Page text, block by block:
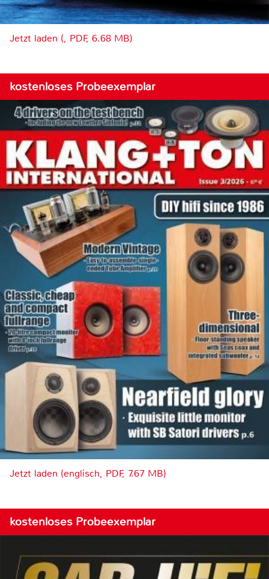
Jetzt laden (, PDF, 6.68 MB)
kostenloses Probeexemplar
Jetzt laden (englisch, PDF, 7.67 MB)
kostenloses Probeexemplar